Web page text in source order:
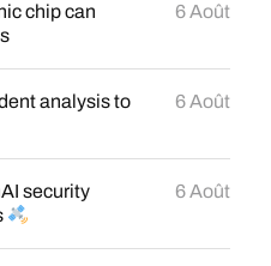
chip can
6 Août
analysis to
6 Août
security
6 Août